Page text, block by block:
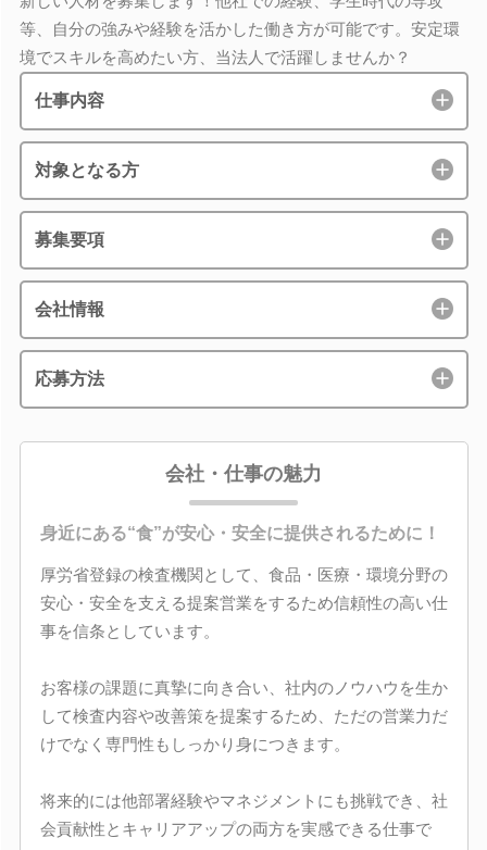
等、自分の強みや経験を活かした働き方が可能です。安定環
境でスキルを高めたい方、当法人で活躍しませんか？
仕事内容
対象となる方
募集要項
会社情報
応募方法
会社・仕事の魅力
身近にある“食”が安心・安全に提供されるために！
厚労省登録の検査機関として、食品・医療・環境分野の
安心・安全を支える提案営業をするため信頼性の高い仕
事を信条としています。
お客様の課題に真摯に向き合い、社内のノウハウを生か
して検査内容や改善策を提案するため、ただの営業力だ
けでなく専門性もしっかり身につきます。
将来的には他部署経験やマネジメントにも挑戦でき、社
会貢献性とキャリアアップの両方を実感できる仕事で